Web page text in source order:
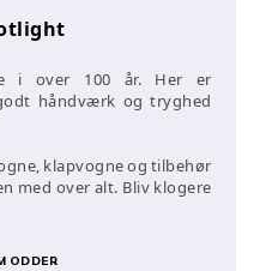
i over 100 år. Her er
håndværk og tryghed
klapvogne og tilbehør
med over alt. Bliv klogere
ODDER